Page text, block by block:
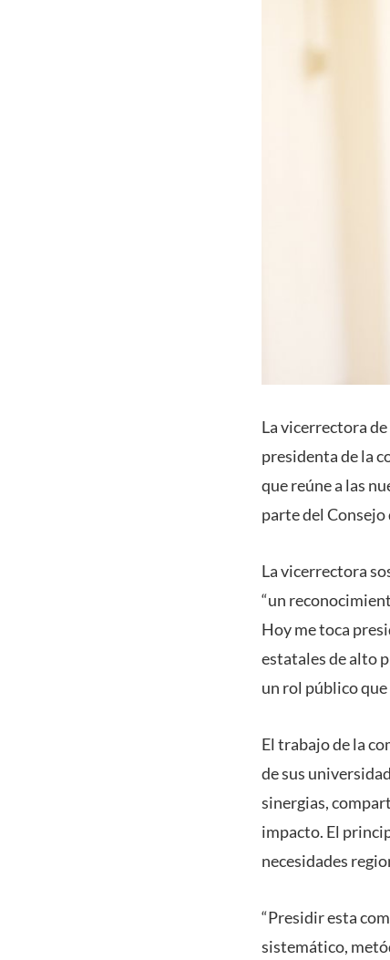
La vicerrectora
presidenta de la
que reúne a las
parte del Consejo
La vicerrectora
“un
Hoy me toca
estatales de alto
un rol público
El trabajo de la
de sus
sinergias,
impacto. El
necesidades
“Presidir esta
sistemático,